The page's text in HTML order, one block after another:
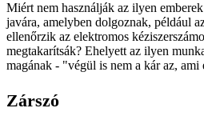
Miért nem használják az ilyen
javára, amelyben dolgoznak, például
ellenőrzik az elektromos
megtakarítsák? Ehelyett az ilyen
magának - "végül is nem a kár az, ami
Zárszó